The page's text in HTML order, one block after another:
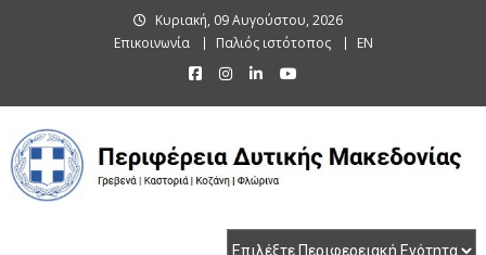
Κυριακή, 09 Αυγούστου, 2026
Επικοινωνία
Παλιός ιστότοπος EN